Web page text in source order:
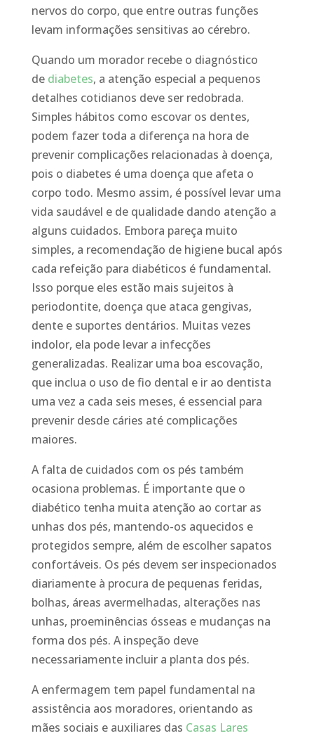
nervos do corpo, que entre outras funções
levam informações sensitivas ao cérebro.
Quando um morador recebe o diagnóstico
de diabetes, a atenção especial a pequenos
detalhes cotidianos deve ser redobrada.
Simples hábitos como escovar os dentes,
podem fazer toda a diferença na hora de
prevenir complicações relacionadas à doença,
pois o diabetes é uma doença que afeta o
corpo todo. Mesmo assim, é possível levar uma
vida saudável e de qualidade dando atenção a
alguns cuidados. Embora pareça muito
simples, a recomendação de higiene bucal após
cada refeição para diabéticos é fundamental.
Isso porque eles estão mais sujeitos à
periodontite, doença que ataca gengivas,
dente e suportes dentários. Muitas vezes
indolor, ela pode levar a infecções
generalizadas. Realizar uma boa escovação,
que inclua o uso de fio dental e ir ao dentista
uma vez a cada seis meses, é essencial para
prevenir desde cáries até complicações
maiores.
A falta de cuidados com os pés também
ocasiona problemas. É importante que o
diabético tenha muita atenção ao cortar as
unhas dos pés, mantendo-os aquecidos e
protegidos sempre, além de escolher sapatos
confortáveis. Os pés devem ser inspecionados
diariamente à procura de pequenas feridas,
bolhas, áreas avermelhadas, alterações nas
unhas, proeminências ósseas e mudanças na
forma dos pés. A inspeção deve
necessariamente incluir a planta dos pés.
A enfermagem tem papel fundamental na
assistência aos moradores, orientando as
mães sociais e auxiliares das Casas Lares